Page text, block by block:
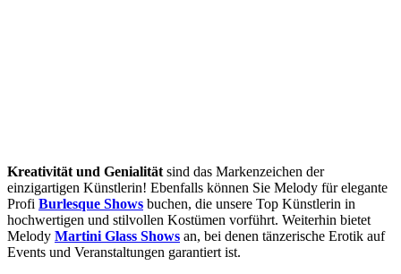
Kreativität und Genialitätsind das Markenzeichen der
einzigartigen Künstlerin! Ebenfalls können Sie Melody für elegante
Profi Burlesque Shows buchen, die unsere Top Künstlerin in
hochwertigen und stilvollen Kostümen vorführt. Weiterhin bietet
Melody Martini Glass Shows an, bei denen tänzerische Erotik auf
Events und Veranstaltungen garantiert ist.